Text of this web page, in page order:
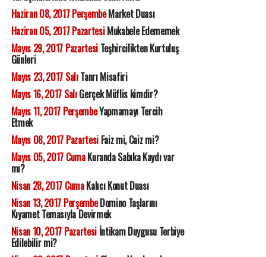
Haziran 08, 2017 PerşembeMarket Duası
Haziran 05, 2017 PazartesiMukabele Edememek
Mayıs 29, 2017 PazartesiTeşhircilikten Kurtuluş
Günleri
Mayıs 23, 2017 SalıTanrı Misafiri
Mayıs 16, 2017 SalıGerçek Müflis kimdir?
Mayıs 11, 2017 PerşembeYapmamayı Tercih
Etmek
Mayıs 08, 2017 PazartesiFaiz mi, Caiz mi?
Mayıs 05, 2017 CumaKuranda Sabıka Kaydı var
mı?
Nisan 28, 2017 CumaKalıcı Konut Duası
Nisan 13, 2017 PerşembeDomino Taşlarını
Kıyamet Temasıyla Devirmek
Nisan 10, 2017 Pazartesiİntikam Duygusu Terbiye
Edilebilir mi?